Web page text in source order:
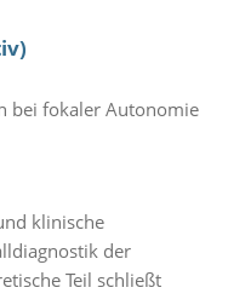
bei fokaler Autonomie
klinische
der
Teil schließt